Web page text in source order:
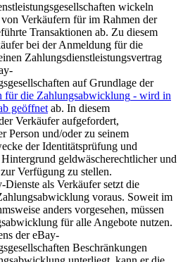
wickeln
Verkäufern für im Rahmen der
Transaktionen ab. Zu diesem
bei der Anmeldung für die
Zahlungsdienstleistungsvertrag
auf Grundlage der
für die Zahlungsabwicklung - wird in
geöffnet ab. In diesem
Verkäufer aufgefordert,
Person und/oder zu seinem
der Identitätsprüfung und
geldwäscherechtlicher und
Verfügung zu stellen.
als Verkäufer setzt die
voraus. Soweit im
anders vorgesehen, müssen
für alle Angebote nutzen.
der eBay-
Beschränkungen